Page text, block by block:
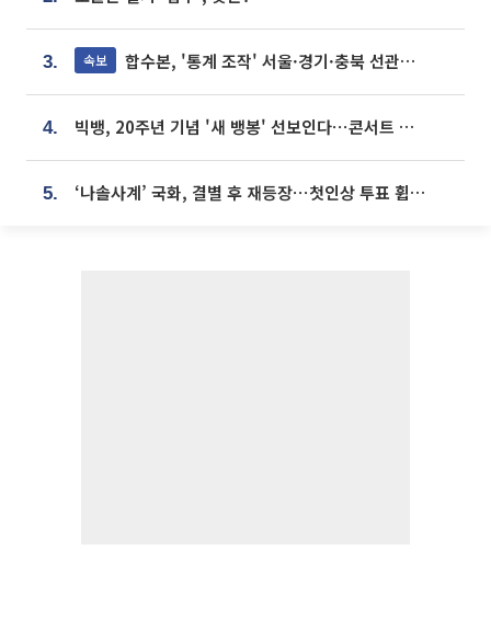
3. 속보 합수본, '통계 조작' 서울·경기·충북 선관위 등 추가 압수수색
4. 빅뱅, 20주년 기념 '새 뱅봉' 선보인다⋯콘서트 앞두고 팝업 개최
5. ‘나솔사계’ 국화, 결별 후 재등장⋯첫인상 투표 휩쓸고 ‘인기녀’ 등극